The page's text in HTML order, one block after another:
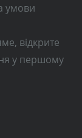
умови
відкрите
у першому